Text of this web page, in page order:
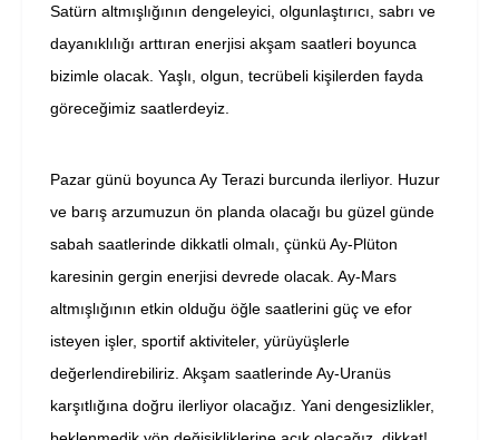
Satürn altmışlığının dengeleyici, olgunlaştırıcı, sabrı ve
dayanıklılığı arttıran enerjisi akşam saatleri boyunca
bizimle olacak. Yaşlı, olgun, tecrübeli kişilerden fayda
göreceğimiz saatlerdeyiz.
Pazar günü boyunca Ay Terazi burcunda ilerliyor. Huzur
ve barış arzumuzun ön planda olacağı bu güzel günde
sabah saatlerinde dikkatli olmalı, çünkü Ay-Plüton
karesinin gergin enerjisi devrede olacak. Ay-Mars
altmışlığının etkin olduğu öğle saatlerini güç ve efor
isteyen işler, sportif aktiviteler, yürüyüşlerle
değerlendirebiliriz. Akşam saatlerinde Ay-Uranüs
karşıtlığına doğru ilerliyor olacağız. Yani dengesizlikler,